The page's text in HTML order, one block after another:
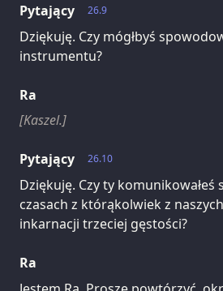
26.9
Pytający
Dziękuję. Czy mógłbyś
instrumentu?
Ra
[Kaszel.]
26.10
Pytający
Dziękuję. Czy ty komunikowałeś
czasach z którąkolwiek z
inkarnacji trzeciej gęstości?
Ra